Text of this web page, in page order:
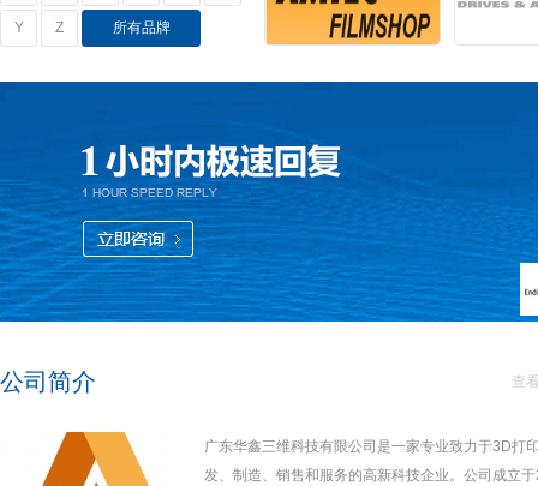
Y Z 所有品牌
公司简介 查
广东华鑫三维科技有限公司是一家专业致力于3D打
发、制造、销售和服务的高新科技企业。公司成立